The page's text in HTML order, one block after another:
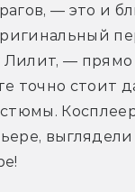
— это и
Лилит, — прямо
точно стоит